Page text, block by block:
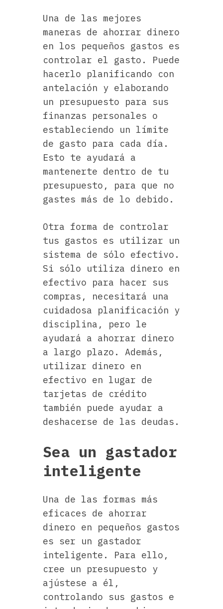
Una de las mejores
maneras de ahorrar dinero
en los pequeños gastos es
controlar el gasto. Puede
hacerlo planificando con
antelación y elaborando
un presupuesto para sus
finanzas personales o
estableciendo un límite
de gasto para cada día.
Esto te ayudará a
mantenerte dentro de tu
presupuesto, para que no
gastes más de lo debido.
Otra forma de controlar
tus gastos es utilizar un
sistema de sólo efectivo.
Si sólo utiliza dinero en
efectivo para hacer sus
compras, necesitará una
cuidadosa planificación y
disciplina, pero le
ayudará a ahorrar dinero
a largo plazo. Además,
utilizar dinero en
efectivo en lugar de
tarjetas de crédito
también puede ayudar a
deshacerse de las deudas.
Sea un gastador
inteligente
Una de las formas más
eficaces de ahorrar
dinero en pequeños gastos
es ser un gastador
inteligente. Para ello,
cree un presupuesto y
ajústese a él,
controlando sus gastos e